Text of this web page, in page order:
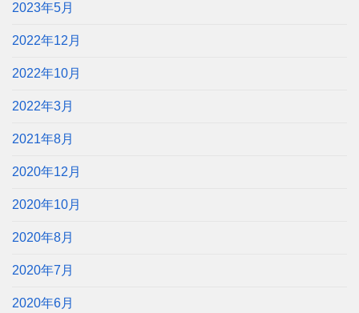
2023年5月
2022年12月
2022年10月
2022年3月
2021年8月
2020年12月
2020年10月
2020年8月
2020年7月
2020年6月